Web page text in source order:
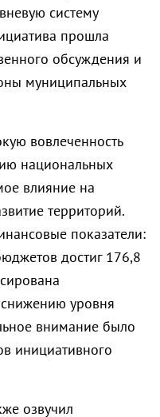
систему
прошла
обсуждения и
муниципальных
вовлеченность
национальных
влияние на
территорий.
показатели:
достиг 176,8
уровня
внимание было
инициативного
озвучил